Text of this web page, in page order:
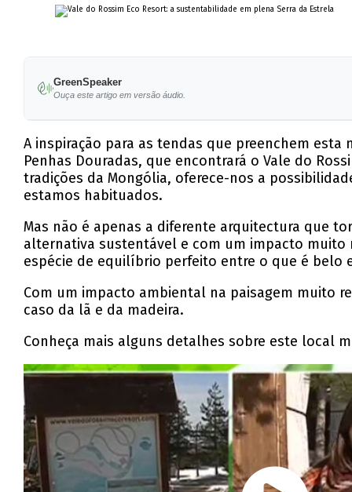
GreenSpeaker
Ouça este artigo em versão áudio.
A inspiração para as tendas que preenchem
Penhas Douradas, que encontrará o Vale do
tradições da Mongólia, oferece-nos a
estamos habituados.
Mas não é apenas a diferente arquitectura que
alternativa sustentável e com um impacto muito
espécie de equilíbrio perfeito entre o que é
Com um impacto ambiental na paisagem muito
caso da lã e da madeira.
Conheça mais alguns detalhes sobre este local